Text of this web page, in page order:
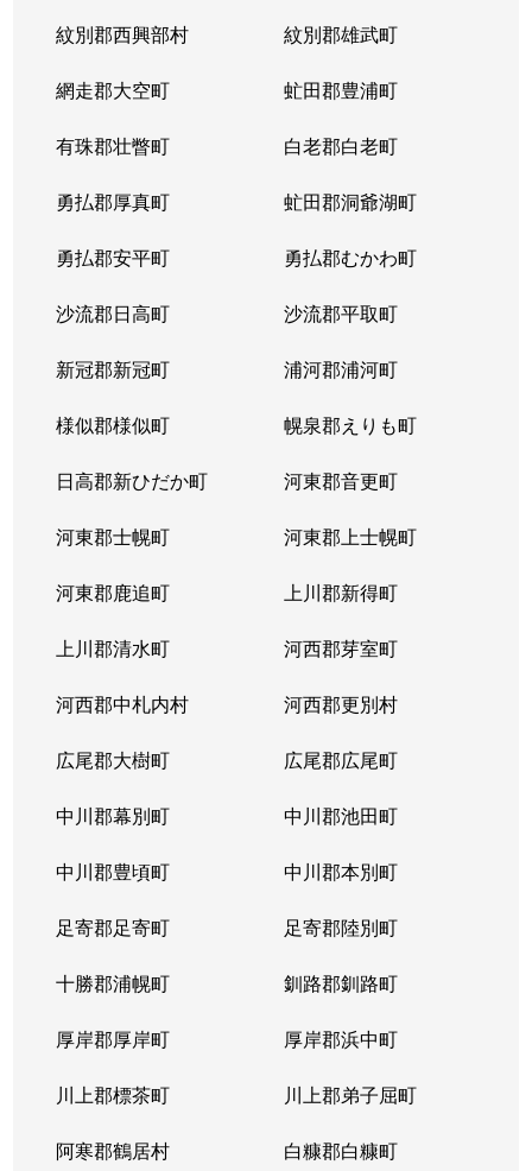
紋別郡西興部村 紋別郡雄武町
網走郡大空町 虻田郡豊浦町
有珠郡壮瞥町 白老郡白老町
勇払郡厚真町 虻田郡洞爺湖町
勇払郡安平町 勇払郡むかわ町
沙流郡日高町 沙流郡平取町
新冠郡新冠町 浦河郡浦河町
様似郡様似町 幌泉郡えりも町
日高郡新ひだか町 河東郡音更町
河東郡士幌町 河東郡上士幌町
河東郡鹿追町 上川郡新得町
上川郡清水町 河西郡芽室町
河西郡中札内村 河西郡更別村
広尾郡大樹町 広尾郡広尾町
中川郡幕別町 中川郡池田町
中川郡豊頃町 中川郡本別町
足寄郡足寄町 足寄郡陸別町
十勝郡浦幌町 釧路郡釧路町
厚岸郡厚岸町 厚岸郡浜中町
川上郡標茶町 川上郡弟子屈町
阿寒郡鶴居村 白糠郡白糠町